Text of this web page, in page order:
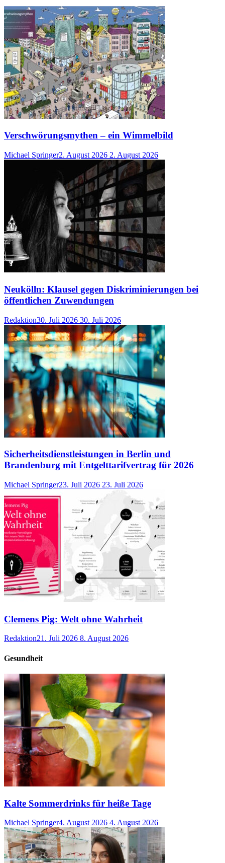
Verschwörungsmythen – ein Wimmelbild
Michael Springer2. August 2026 2. August 2026
Neukölln: Klausel gegen Diskriminierungen bei
öffentlichen Zuwendungen
Redaktion30. Juli 2026 30. Juli 2026
Sicherheitsdienstleistungen in Berlin und
Brandenburg mit Entgelttarifvertrag für 2026
Michael Springer23. Juli 2026 23. Juli 2026
Clemens Pig: Welt ohne Wahrheit
Redaktion21. Juli 2026 8. August 2026
Gesundheit
Kalte Sommerdrinks für heiße Tage
Michael Springer4. August 2026 4. August 2026